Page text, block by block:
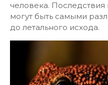
человека. Последствия
могут быть самыми
до летального исхода.